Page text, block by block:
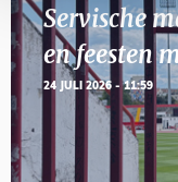
Servische
en feesten
24 JULI 2026 - 11:59